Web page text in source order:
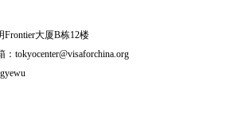
大厦B栋12楼
tokyocenter@visaforchina.org